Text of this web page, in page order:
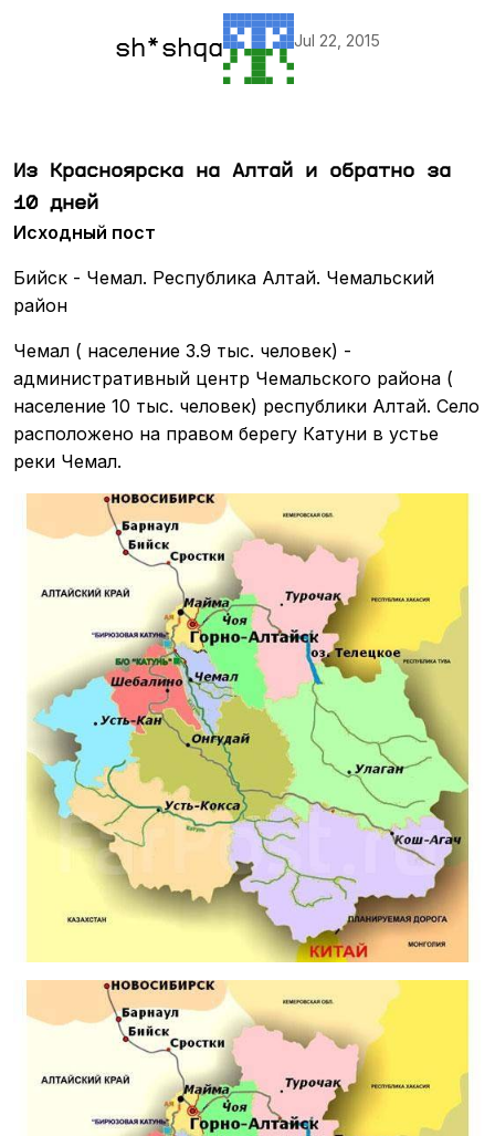
sh*shqa Jul 22, 2015
Из Красноярска на Алтай и обратно за
10 дней
Исходный пост
Бийск - Чемал. Республика Алтай. Чемальский
район
Чемал ( население 3.9 тыс. человек) -
административный центр Чемальского района (
население 10 тыс. человек) республики Алтай. Село
расположено на правом берегу Катуни в устье
реки Чемал.